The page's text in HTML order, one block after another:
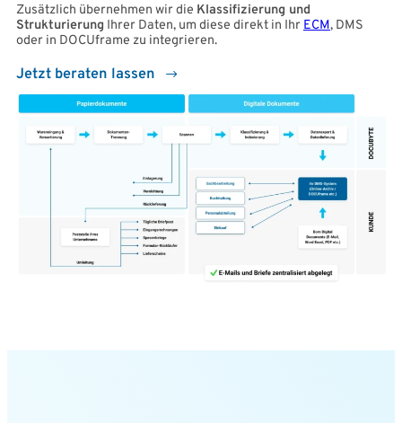
Zusätzlich übernehmen wir die Klassifizierung und
Strukturierung Ihrer Daten, um diese direkt in IhrECM, DMS
oder in DOCUframe zu integrieren.
Jetzt beraten lassen